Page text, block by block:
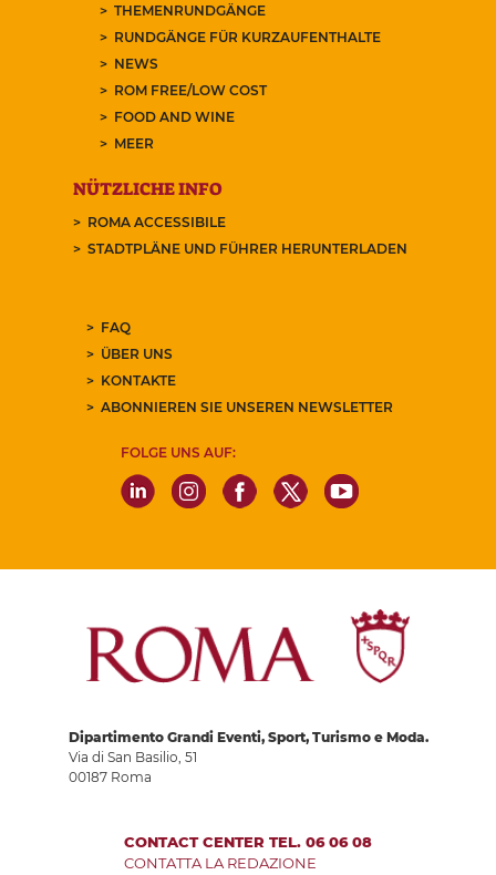
THEMENRUNDGÄNGE
RUNDGÄNGE FÜR KURZAUFENTHALTE
NEWS
ROM FREE/LOW COST
FOOD AND WINE
MEER
NÜTZLICHE INFO
ROMA ACCESSIBILE
STADTPLÄNE UND FÜHRER HERUNTERLADEN
FAQ
ÜBER UNS
KONTAKTE
ABONNIEREN SIE UNSEREN NEWSLETTER
FOLGE UNS AUF:
Dipartimento Grandi Eventi, Sport, Turismo e Moda.
Via di San Basilio, 51
00187 Roma
CONTACT CENTER TEL. 06 06 08
CONTATTA LA REDAZIONE